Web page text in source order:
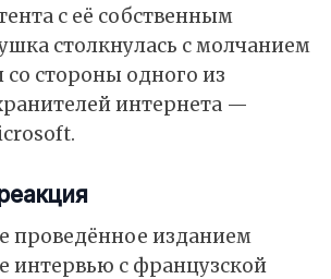
с её собственным
столкнулась с молчанием
стороны одного из
интернета —
.
проведённое изданием
интервью с французской